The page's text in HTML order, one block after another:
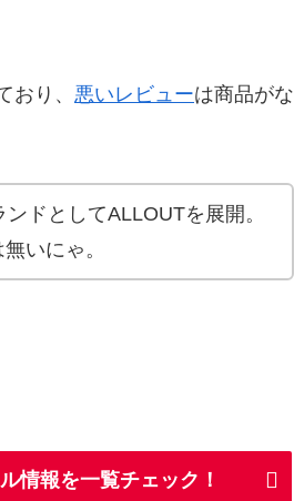
おり、 悪いレビューは商品がな
ドとしてALLOUTを展開。
いにゃ。
情報を一覧チェック！